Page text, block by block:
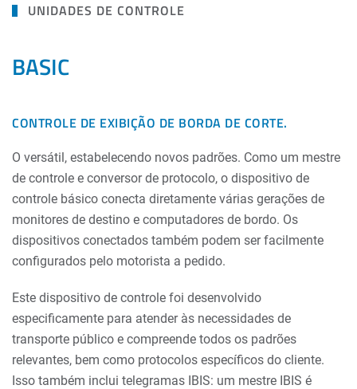
UNIDADES DE CONTROLE
BASIC
CONTROLE DE EXIBIÇÃO DE BORDA DE CORTE.
O versátil, estabelecendo novos padrões. Como um mestre
de controle e conversor de protocolo, o dispositivo de
controle básico conecta diretamente várias gerações de
monitores de destino e computadores de bordo. Os
dispositivos conectados também podem ser facilmente
configurados pelo motorista a pedido.
Este dispositivo de controle foi desenvolvido
especificamente para atender às necessidades de
transporte público e compreende todos os padrões
relevantes, bem como protocolos específicos do cliente.
Isso também inclui telegramas IBIS: um mestre IBIS é